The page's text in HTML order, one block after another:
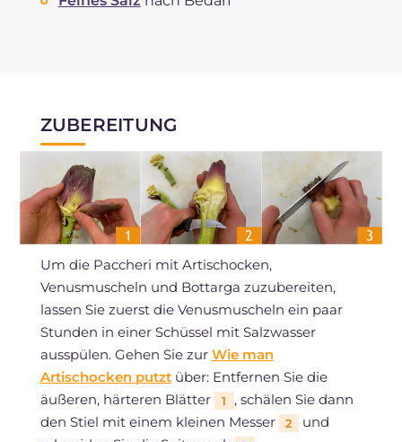
ZUBEREITUNG
Um die Paccheri mit Artischocken,
Venusmuscheln und Bottarga zuzubereiten,
lassen Sie zuerst die Venusmuscheln ein paar
Stunden in einer Schüssel mit Salzwasser
ausspülen. Gehen Sie zur Wie man
Artischocken putztüber: Entfernen Sie die
äußeren, härteren Blätter
1
, schälen Sie dann
den Stiel mit einem kleinen Messer
2
und